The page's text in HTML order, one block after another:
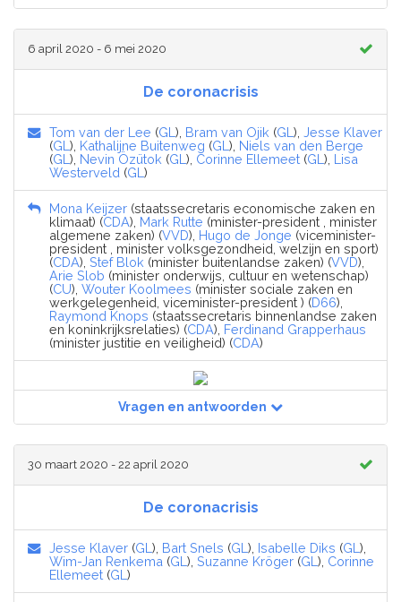
6 april 2020 - 6 mei 2020
De coronacrisis
Tom van der Lee (GL ), Bram van Ojik (GL ), Jesse Klaver
(GL ), Kathalijne Buitenweg (GL ), Niels van den Berge
(GL ), Nevin Özütok (GL ), Corinne Ellemeet (GL ), Lisa
Westerveld (GL )
Mona Keijzer (staatssecretaris economische zaken en
klimaat) (CDA), Mark Rutte (minister-president , minister
algemene zaken) (VVD), Hugo de Jonge (viceminister-
president , minister volksgezondheid, welzijn en sport)
(CDA), Stef Blok (minister buitenlandse zaken) (VVD),
Arie Slob (minister onderwijs, cultuur en wetenschap)
(CU), Wouter Koolmees (minister sociale zaken en
werkgelegenheid, viceminister-president ) (D66),
Raymond Knops (staatssecretaris binnenlandse zaken
en koninkrijksrelaties) (CDA), Ferdinand Grapperhaus
(minister justitie en veiligheid) (CDA)
Vragen en antwoorden
30 maart 2020 - 22 april 2020
De coronacrisis
Jesse Klaver (GL ), Bart Snels (GL ), Isabelle Diks (GL ),
Wim-Jan Renkema (GL ), Suzanne Kröger (GL ), Corinne
Ellemeet (GL )